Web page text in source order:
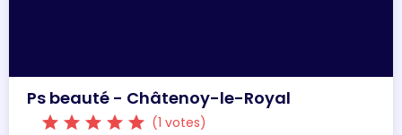
Ps beauté - Châtenoy-le-Royal
star star star star star (1 votes)